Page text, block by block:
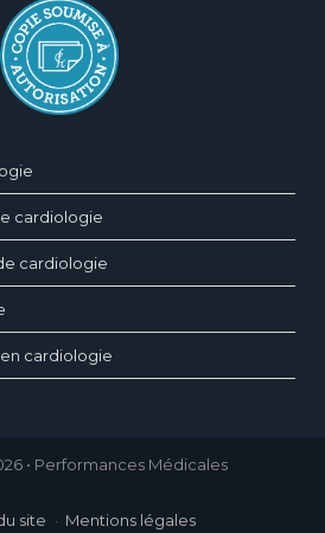
cardiologie
cardiologie
cardiologie
• Performances Médicales
site Mentions légales